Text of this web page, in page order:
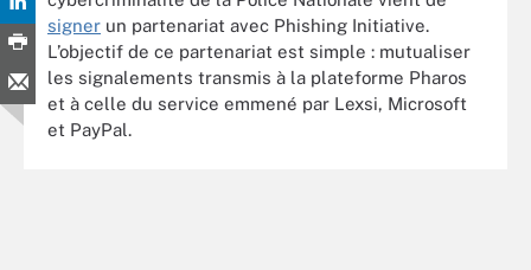
signer un partenariat avec Phishing Initiative.
L’objectif de ce partenariat est simple : mutualiser
les signalements transmis à la plateforme Pharos
et à celle du service emmené par Lexsi, Microsoft
et PayPal.